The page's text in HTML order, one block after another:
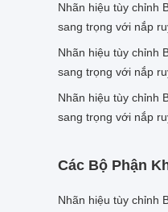
Nhãn hiệu tùy chỉnh
sang trọng với nắp
Nhãn hiệu tùy chỉnh
sang trọng với nắp
Nhãn hiệu tùy chỉnh
sang trọng với nắp
Các Bộ Phận
Nhãn hiệu tùy chỉnh